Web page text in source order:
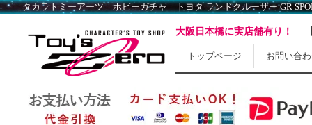
大阪日本橋に実店舗有り！
トップページ お問い合